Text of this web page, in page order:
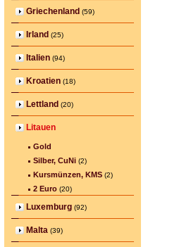
Griechenland (59)
Irland (25)
Italien (94)
Kroatien (18)
Lettland (20)
Litauen
Gold
Silber, CuNi (2)
Kursmünzen, KMS (2)
2 Euro (20)
Luxemburg (92)
Malta (39)